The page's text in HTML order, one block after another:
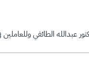
عبدالله الطائفي